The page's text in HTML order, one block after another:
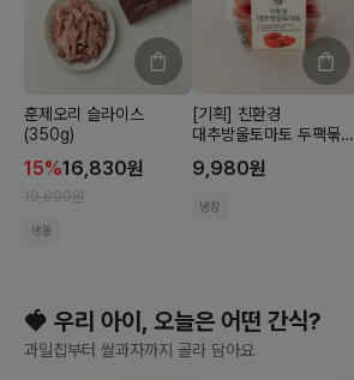
훈제오리 슬라이스
(350g)
15%16,830원
19,800원
냉동
[기획] 친환경
대추방울토마토 두팩묶음
(500gx2입)
9,980원
냉장
🍓 우리 아이, 오늘은 어떤 간식?
과일칩부터 쌀과자까지 골라 담아요